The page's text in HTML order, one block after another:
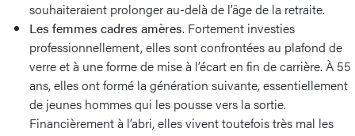
souhaiteraient prolonger au-delà de l’âge de la retraite.
Les femmes cadres amères. Fortement investies
professionnellement, elles sont confrontées au plafond de
verre et à une forme de mise à l’écart en fin de carrière. À 55
ans, elles ont formé la génération suivante, essentiellement
de jeunes hommes qui les pousse vers la sortie.
Financièrement à l’abri, elles vivent toutefois très mal les